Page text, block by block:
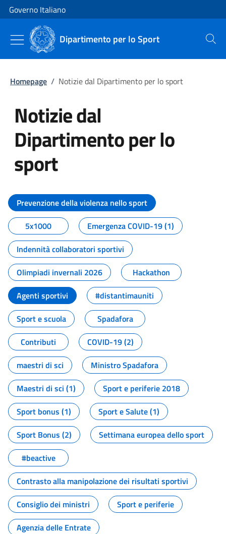
Vai al contenuto
Vai alla navigazione del sito
Governo Italiano
Dipartimento per lo Sport Cerca
Homepage / Notizie dal Dipartimento per lo sport
Notizie dal
Dipartimento per lo
sport
Tutti i contenuti della pagina
Prevenzione della violenza nello sport
5x1000
Emergenza COVID-19 (1)
Indennità collaboratori sportivi
Olimpiadi invernali 2026
Hackathon
Agenti sportivi
#distantimauniti
Sport e scuola
Spadafora
Contributi
COVID-19 (2)
maestri di sci
Ministro Spadafora
Maestri di sci (1)
Sport e periferie 2018
Sport bonus (1)
Sport e Salute (1)
Sport Bonus (2)
Settimana europea dello sport
#beactive
Contrasto alla manipolazione dei risultati sportivi
Consiglio dei ministri
Sport e periferie
Agenzia delle Entrate